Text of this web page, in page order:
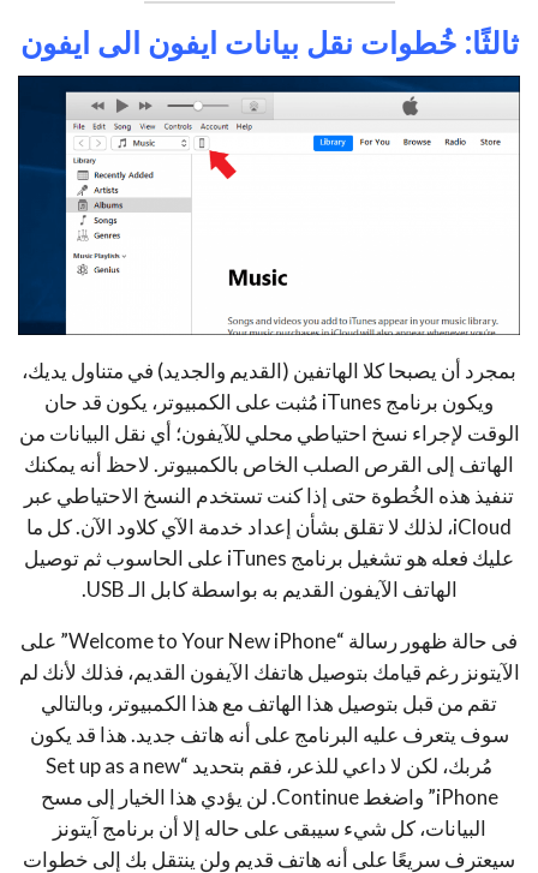
ثالثًا: خُطوات نقل بيانات ايفون الى ايفون
بمجرد أن يصبحا كلا الهاتفين (القديم والجديد) في متناول يديك،
ويكون برنامج iTunes مُثبت على الكمبيوتر، يكون قد حان
الوقت لإجراء نسخ احتياطي محلي للآيفون؛ أي نقل البيانات من
الهاتف إلى القرص الصلب الخاص بالكمبيوتر. لاحظ أنه يمكنك
تنفيذ هذه الخُطوة حتى إذا كنت تستخدم النسخ الاحتياطي عبر
iCloud، لذلك لا تقلق بشأن إعداد خدمة الآي كلاود الآن. كل ما
عليك فعله هو تشغيل برنامج iTunes على الحاسوب ثم توصيل
الهاتف الآيفون القديم به بواسطة كابل الـ USB.
فى حالة ظهور رسالة “Welcome to Your New iPhone” على
الآيتونز رغم قيامك بتوصيل هاتفك الآيفون القديم، فذلك لأنك لم
تقم من قبل بتوصيل هذا الهاتف مع هذا الكمبيوتر، وبالتالي
سوف يتعرف عليه البرنامج على أنه هاتف جديد. هذا قد يكون
مُربك، لكن لا داعي للذعر، فقم بتحديد “Set up as a new
iPhone” واضغط Continue. لن يؤدي هذا الخيار إلى مسح
البيانات، كل شيء سيبقى على حاله إلا أن برنامج آيتونز
سيعترف سريعًا على أنه هاتف قديم ولن ينتقل بك إلى خطوات